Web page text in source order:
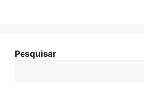
Pesquisar